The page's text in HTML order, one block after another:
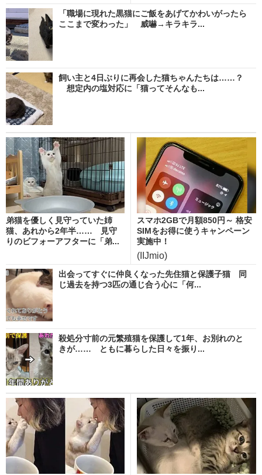
「職場に現れた黒猫にご飯をあげてかわいがったら
ここまで変わった」 威嚇→キラキラ...
飼い主と4日ぶりに再会した猫ちゃんたちは……？
想定内の塩対応に「猫ってそんなも...
弟猫を優しく見守っていた姉
猫、あれから2年半…… 見守
りのビフォーアフターに「弟...
スマホ2GBで月額850円～ 格安
SIMをお得に使うキャンペーン
実施中！
(IIJmio)
出会ってすぐに仲良くなった先住猫と保護子猫 同
じ過去を持つ3匹の通じ合う心に「何...
殺処分寸前の元繁殖猫を保護して1年、お別れのと
きが…… ともに暮らした日々を振り...